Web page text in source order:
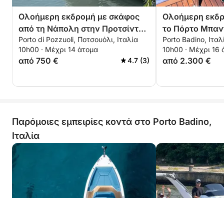
Ολοήμερη εκδρομή με σκάφος
από τη Νάπολη στην Προτσίντα
και την Ίσκια
Porto di Pozzuoli, Ποτσουόλι, Ιταλία
10h00 · Μέχρι 14 άτομα
από 750 € 4.7 (3)
Ολοήμερη
το Πόρτο
και την
Porto Badino,
10h00 · Μέχρι 16
από 2.300 €
Παρόμοιες εμπειρίες κοντά στο Porto Badino,
Ιταλία